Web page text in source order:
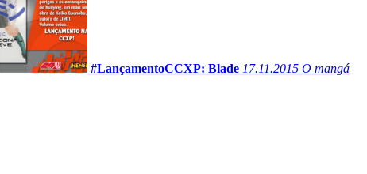
#LançamentoCCXP: Blade 17.11.2015 O mangá